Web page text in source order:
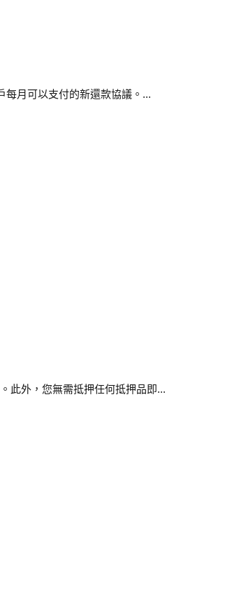
每月可以支付的新還款協議。...
此外，您無需抵押任何抵押品即...